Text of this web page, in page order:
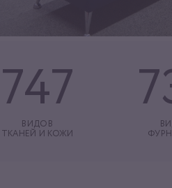
747
ВИДОВ
ТКАНЕЙ И КОЖИ